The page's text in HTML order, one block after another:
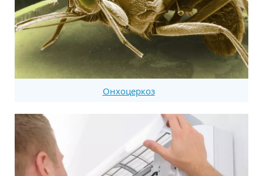
Онхоцеркоз